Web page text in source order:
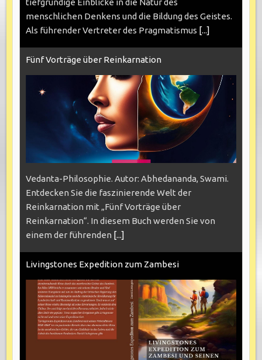
menschlichen Denkens und die Bildung des Geistes.
Als führender Vertreter des Pragmatismus [...]
Fünf Vorträge über Reinkarnation
Vedanta-Philosophie. Autor: Abhedananda, Swami.
Entdecken Sie die faszinierende Welt der
Reinkarnation mit „Fünf Vorträge über
Reinkarnation“. In diesem Buch werden Sie von
einem der führenden [...]
Livingstones Expedition zum Zambesi